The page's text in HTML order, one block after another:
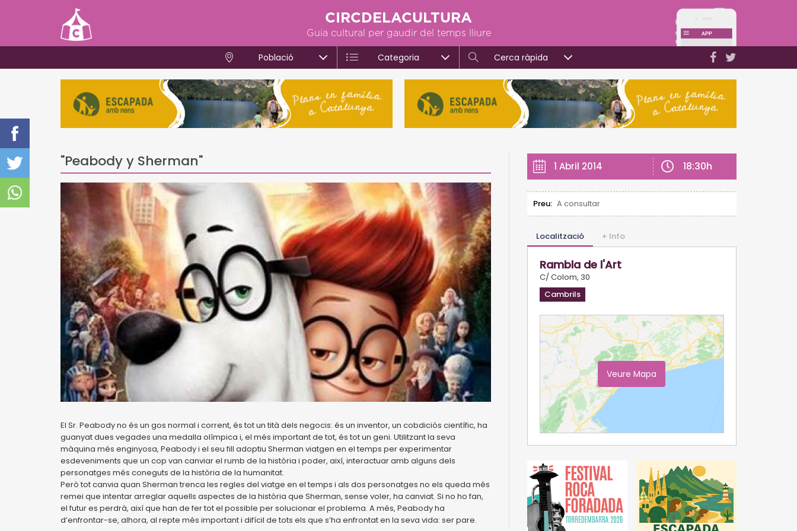
CIRCDELACULTURA
Guia cultural per gaudir del temps lliure
Població Categoria Cerca ràpida
"Peabody y Sherman"
El Sr. Peabody no és un gos normal i corrent, és tot un tità dels negocis: és un inventor, un cobdiciós científic, ha
guanyat dues vegades una medalla olímpica i, el més important de tot, és tot un geni. Utilitzant la seva
màquina més enginyosa, Peabody i el seu fill adoptiu Sherman viatgen en el temps per experimentar
esdeveniments que un cop van canviar el rumb de la història i poder, així, interactuar amb alguns dels
personatges més coneguts de la història de la humanitat.
Però tot canvia quan Sherman trenca les regles del viatge en el temps i als dos personatges no els queda més
remei que intentar arreglar aquells aspectes de la història que Sherman, sense voler, ha canviat. Si no ho fan,
el futur es perdrà, així que han de fer tot el possible per solucionar el problema. A més, Peabody ha
d’enfrontar-se, alhora, al repte més important i difícil de tots els que s’ha enfrontat en la seva vida: ser pare.
1 Abril 2014 18:30h
Preu: A consultar
Localització + Info
Rambla de l'Art
C/ Colom, 30
Cambrils
Veure Mapa